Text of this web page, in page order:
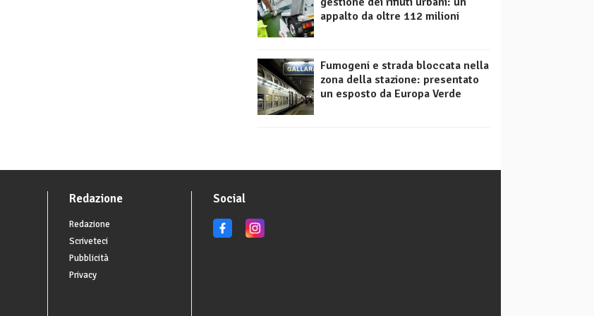
appalto da oltre 112 milioni
Fumogeni e strada bloccata nella
zona della stazione: presentato
un esposto da Europa Verde
Redazione
Redazione
Scriveteci
Pubblicità
Privacy
Social